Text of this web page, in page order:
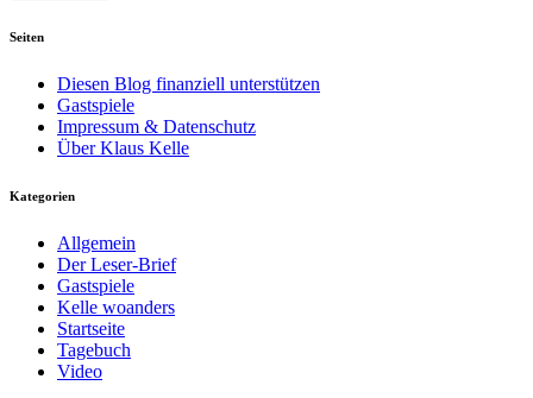
Seiten
Diesen Blog finanziell unterstützen
Gastspiele
Impressum & Datenschutz
Über Klaus Kelle
Kategorien
Allgemein
Der Leser-Brief
Gastspiele
Kelle woanders
Startseite
Tagebuch
Video